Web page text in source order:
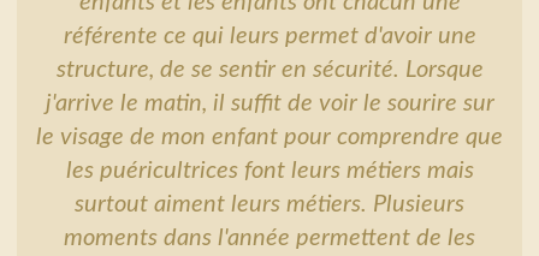
référente ce qui leurs permet d'avoir une
structure, de se sentir en sécurité. Lorsque
j'arrive le matin, il suffit de voir le sourire sur
le visage de mon enfant pour comprendre que
les puéricultrices font leurs métiers mais
surtout aiment leurs métiers. Plusieurs
moments dans l'année permettent de les